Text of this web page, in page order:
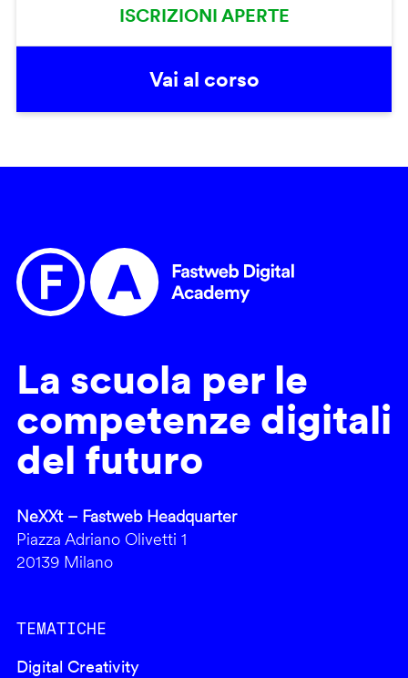
ISCRIZIONI APERTE
Vai al corso
La scuola per le
competenze digitali
del futuro
NeXXt – Fastweb Headquarter
Piazza Adriano Olivetti 1
20139 Milano
TEMATICHE
Digital Creativity